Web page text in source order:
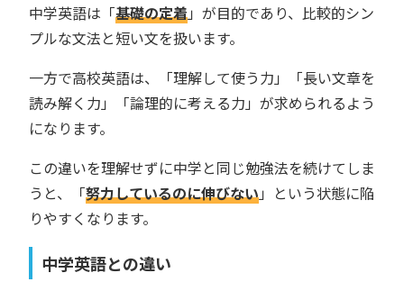
中学英語は「基礎の定着」が目的であり、比較的シン
プルな文法と短い文を扱います。
一方で高校英語は、「理解して使う力」「長い文章を
読み解く力」「論理的に考える力」が求められるよう
になります。
この違いを理解せずに中学と同じ勉強法を続けてしま
うと、「努力しているのに伸びない」という状態に陥
りやすくなります。
中学英語との違い